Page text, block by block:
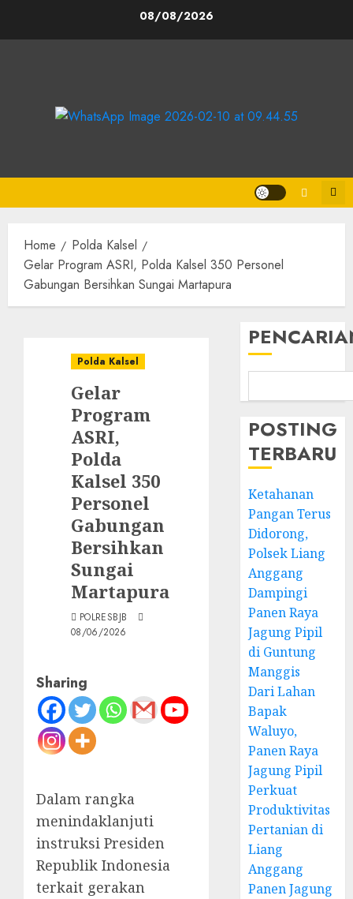
08/08/2026
Home
Polda Kalsel
Gelar Program ASRI, Polda Kalsel 350 Personel
Gabungan Bersihkan Sungai Martapura
Polda Kalsel
Gelar
Program
ASRI,
Polda
Kalsel 350
Personel
Gabungan
Bersihkan
Sungai
Martapura
POLRESBJB
08/06/2026
Sharing
Dalam rangka
menindaklanjuti
instruksi Presiden
Republik Indonesia
terkait gerakan
POSTING
TERBARU
Ketahanan
Pangan Terus
Didorong,
Polsek Liang
Anggang
Dampingi
Panen Raya
Jagung Pipil
di Guntung
Manggis
Dari Lahan
Bapak
Waluyo,
Panen Raya
Jagung Pipil
Perkuat
Produktivitas
Pertanian di
Liang
Anggang
Panen Jagung